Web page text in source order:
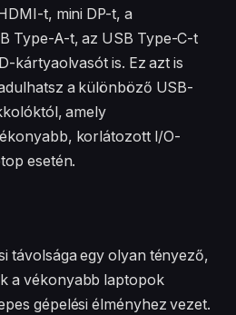
t, mini DP-t, a
Type-A-t, az USB Type-C-t
kártyaolvasót is. Ez azt is
a különböző USB-
amely
korlátozott I/O-
esetén.
távolsága egy olyan tényező,
a vékonyabb laptopok
gépelési élményhez vezet.